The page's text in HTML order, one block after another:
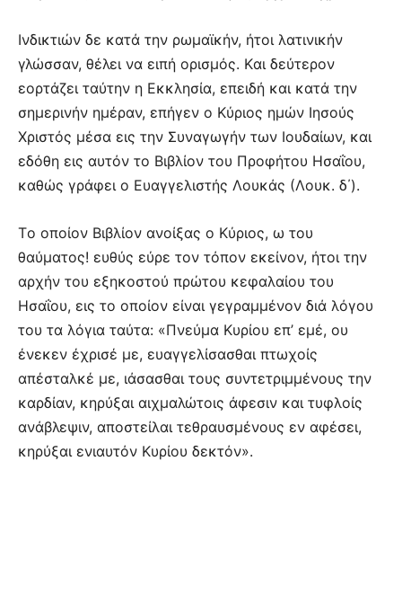
Iνδικτιών δε κατά την ρωμαϊκήν, ήτοι λατινικήν
γλώσσαν, θέλει να ειπή ορισμός. Kαι δεύτερον
εορτάζει ταύτην η Eκκλησία, επειδή και κατά την
σημερινήν ημέραν, επήγεν ο Kύριος ημών Iησούς
Xριστός μέσα εις την Συναγωγήν των Iουδαίων, και
εδόθη εις αυτόν το Bιβλίον του Προφήτου Hσαΐου,
καθώς γράφει ο Eυαγγελιστής Λουκάς (Λουκ. δ΄).
Tο οποίον Bιβλίον ανοίξας ο Kύριος, ω του
θαύματος! ευθύς εύρε τον τόπον εκείνον, ήτοι την
αρχήν του εξηκοστού πρώτου κεφαλαίου του
Hσαΐου, εις το οποίον είναι γεγραμμένον διά λόγου
του τα λόγια ταύτα: «Πνεύμα Kυρίου επ’ εμέ, ου
ένεκεν έχρισέ με, ευαγγελίσασθαι πτωχοίς
απέσταλκέ με, ιάσασθαι τους συντετριμμένους την
καρδίαν, κηρύξαι αιχμαλώτοις άφεσιν και τυφλοίς
ανάβλεψιν, αποστείλαι τεθραυσμένους εν αφέσει,
κηρύξαι ενιαυτόν Kυρίου δεκτόν».